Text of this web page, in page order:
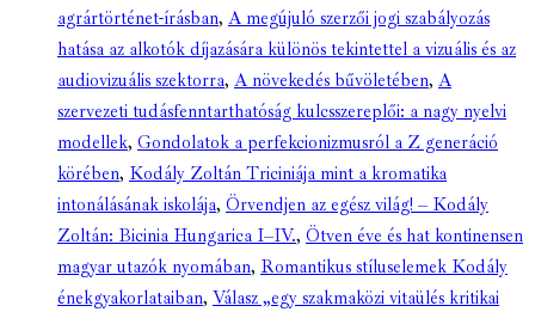
agrártörténet-írásban, A megújuló szerzői jogi szabályozás
hatása az alkotók díjazására különös tekintettel a vizuális és az
audiovizuális szektorra, A növekedés bűvöletében, A
szervezeti tudásfenntarthatóság kulcsszereplői: a nagy nyelvi
modellek, Gondolatok a perfekcionizmusról a Z generáció
körében, Kodály Zoltán Triciniája mint a kromatika
intonálásának iskolája, Örvendjen az egész világ! – Kodály
Zoltán: Bicinia Hungarica I–IV., Ötven éve és hat kontinensen
magyar utazók nyomában, Romantikus stíluselemek Kodály
énekgyakorlataiban, Válasz „egy szakmaközi vitaülés kritikai